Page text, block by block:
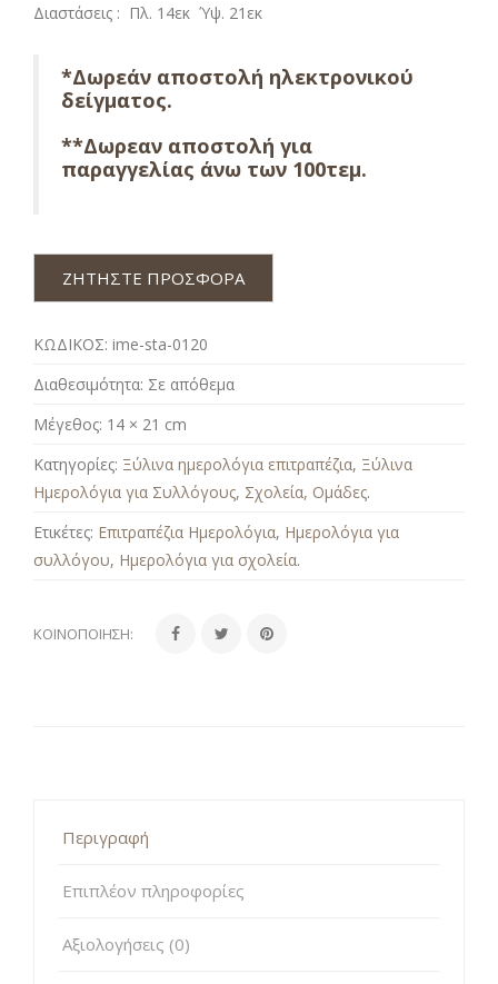
Διαστάσεις : Πλ. 14εκ Ύψ. 21εκ
*Δωρεάν αποστολή ηλεκτρονικού
δείγματος.
**Δωρεαν αποστολή για
παραγγελίας άνω των 100τεμ.
ΖΗΤΗΣΤΕ ΠΡΟΣΦΟΡΑ
ΚΩΔΙΚΟΣ: ime-sta-0120
Διαθεσιμότητα: Σε απόθεμα
Μέγεθος: 14 × 21 cm
Κατηγορίες: Ξύλινα ημερολόγια επιτραπέζια, Ξύλινα
Ημερολόγια για Συλλόγους, Σχολεία, Ομάδες.
Ετικέτες: Επιτραπέζια Ημερολόγια, Ημερολόγια για
συλλόγου, Ημερολόγια για σχολεία.
ΚΟΙΝΟΠΟΊΗΣΗ:
Περιγραφή
Επιπλέον πληροφορίες
Αξιολογήσεις (0)